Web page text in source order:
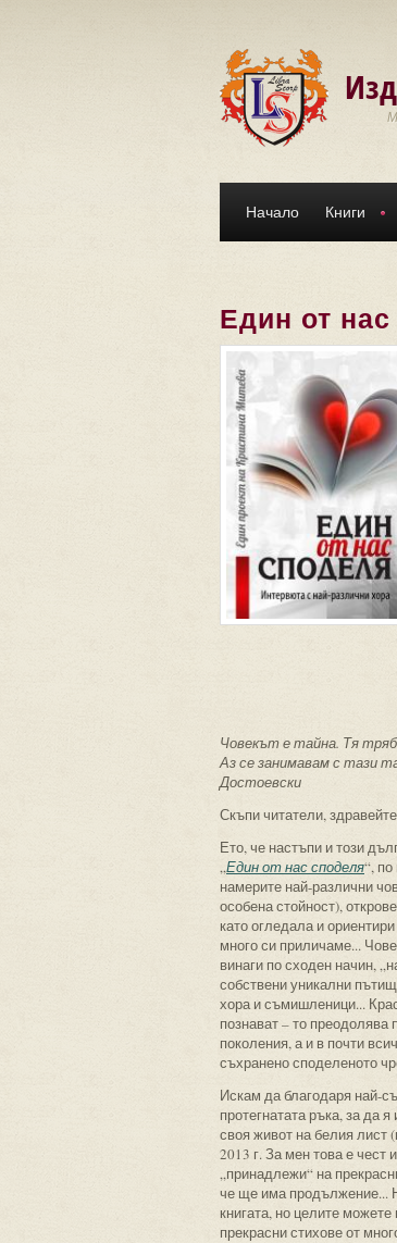
Начало Книги
Един от
Човекът е тайна. Тя
Аз се занимавам с тази
Достоевски
Скъпи читатели,
Ето, че настъпи и този
„Един от нас споделя“,
намерите най-различни
особена стойност),
като огледала и
много си приличаме...
винаги по сходен начин,
собствени уникални
хора и съмишленици...
познават – то
поколения, а и в почти
съхранено споделеното
Искам да благодаря най-
протегнатата ръка, за да
своя живот на белия лист
2013 г. За мен това е чест
„принадлежи“ на
че ще има продължение...
книгата, но целите
прекрасни стихове от